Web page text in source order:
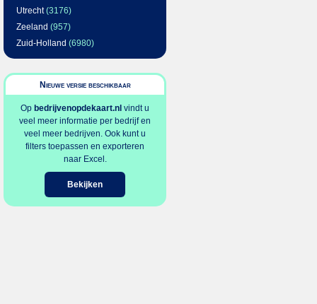
Utrecht(3176)
Zeeland (957)
Zuid-Holland (6980)
Nieuwe versie beschikbaar
Op bedrijvenopdekaart.nl vindt u
veel meer informatie per bedrijf en
veel meer bedrijven. Ook kunt u
filters toepassen en exporteren
naar Excel.
Bekijken